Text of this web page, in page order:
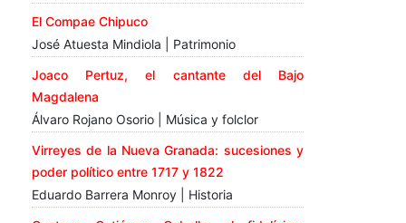
El Compae Chipuco
José Atuesta Mindiola | Patrimonio
Joaco Pertuz, el cantante del Bajo
Magdalena
Álvaro Rojano Osorio | Música y folclor
Virreyes de la Nueva Granada: sucesiones y
poder político entre 1717 y 1822
Eduardo Barrera Monroy | Historia